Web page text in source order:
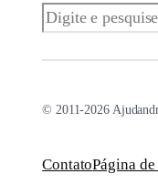
Pesquisar
© 2011-2026
ContatoPágina